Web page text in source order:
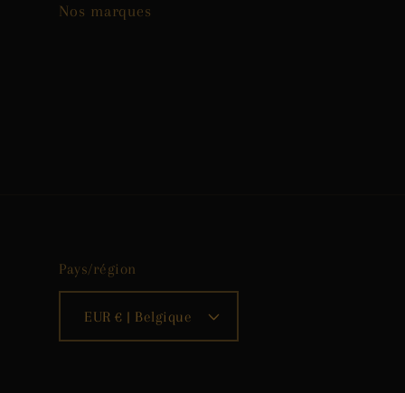
Nos marques
Pays/région
EUR € | Belgique